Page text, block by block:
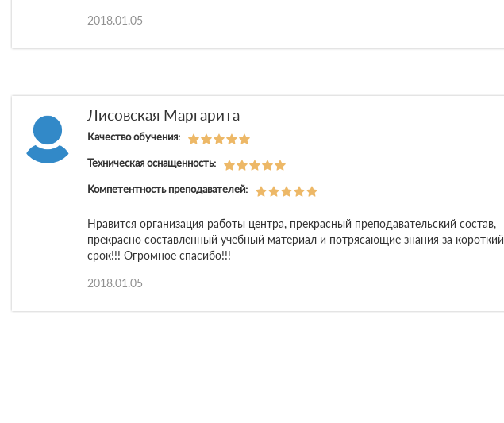
2018.01.05
Лисовская Маргарита
Качество обучения:
Техническая оснащенность:
Компетентность преподавателей:
Нравится организация работы центра, прекрасный преподавательский состав,
прекрасно составленный учебный материал и потрясающие знания за короткий
срок!!! Огромное спасибо!!!
2018.01.05